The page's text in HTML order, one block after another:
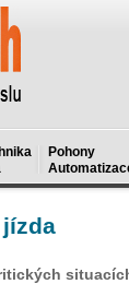
Pohony